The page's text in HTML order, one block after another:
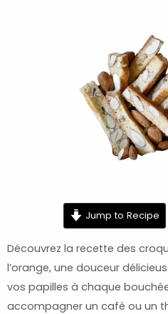
Jump to Recipe
Découvrez la recette des
l’orange, une douceur
vos papilles à chaque
accompagner un café ou un
minutes